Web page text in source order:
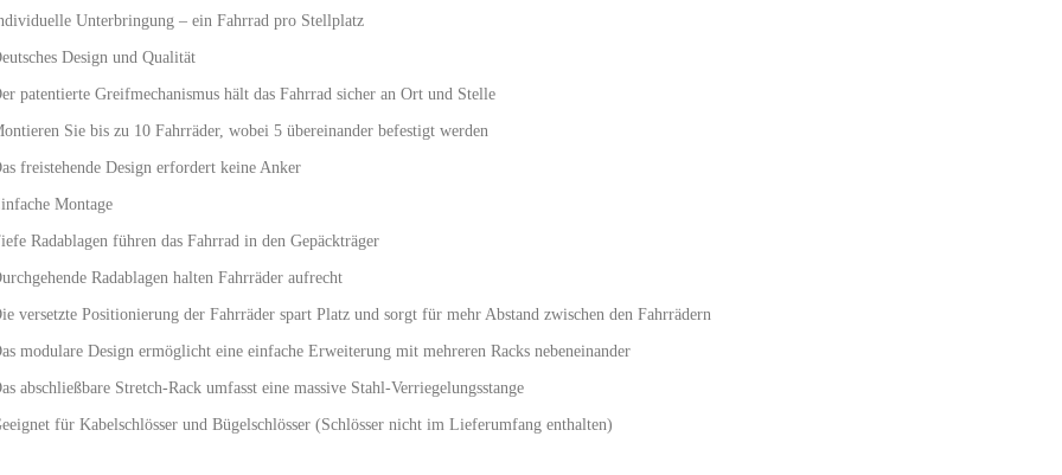
Unterbringung – ein Fahrrad pro Stellplatz
Design und Qualität
patentierte Greifmechanismus hält das Fahrrad sicher an Ort und Stelle
Sie bis zu 10 Fahrräder, wobei 5 übereinander befestigt werden
freistehende Design erfordert keine Anker
Montage
Radablagen führen das Fahrrad in den Gepäckträger
Radablagen halten Fahrräder aufrecht
versetzte Positionierung der Fahrräder spart Platz und sorgt für mehr Abstand zwischen den Fahrrädern
modulare Design ermöglicht eine einfache Erweiterung mit mehreren Racks nebeneinander
abschließbare Stretch-Rack umfasst eine massive Stahl-Verriegelungsstange
für Kabelschlösser und Bügelschlösser (Schlösser nicht im Lieferumfang enthalten)